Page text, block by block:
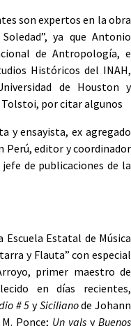
son expertos en la obra
ya que Antonio
de Antropología, e
Históricos del INAH,
de Houston y
por citar algunos
y ensayista, ex agregado
Perú, editor y coordinador
de publicaciones de la
Estatal de Música
y Flauta” con especial
primer maestro de
en días recientes,
# 5 ySicilianode Johann
Ponce; Un vals y Buenos